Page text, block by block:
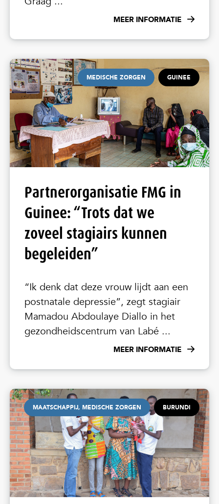
MEER INFORMATIE
MEDISCHE ZORGEN GUINEE
Partnerorganisatie FMG in
Guinee: “Trots dat we
zoveel stagiairs kunnen
begeleiden”
“Ik denk dat deze vrouw lijdt aan een
postnatale depressie”, zegt stagiair
Mamadou Abdoulaye Diallo in het
gezondheidscentrum van Labé ...
MEER INFORMATIE
MAATSCHAPPIJ, MEDISCHE ZORGEN BURUNDI